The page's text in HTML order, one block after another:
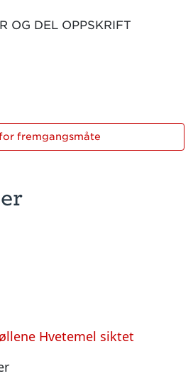
OG DEL OPPSKRIFT
Hvetemel siktet
fremgangsmåte